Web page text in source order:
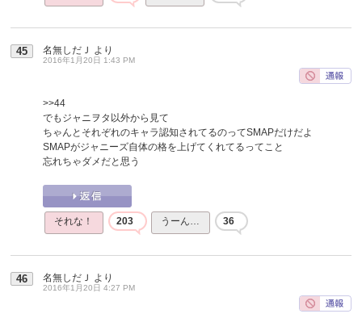
45 名無しだＪ より
2016年1月20日 1:43 PM
>>44
でもジャニヲタ以外から見て
ちゃんとそれぞれのキャラ認知されてるのってSMAPだけだよ
SMAPがジャニーズ自体の格を上げてくれてるってこと
忘れちゃダメだと思う
それな！ 203 うーん… 36
46 名無しだＪ より
2016年1月20日 4:27 PM